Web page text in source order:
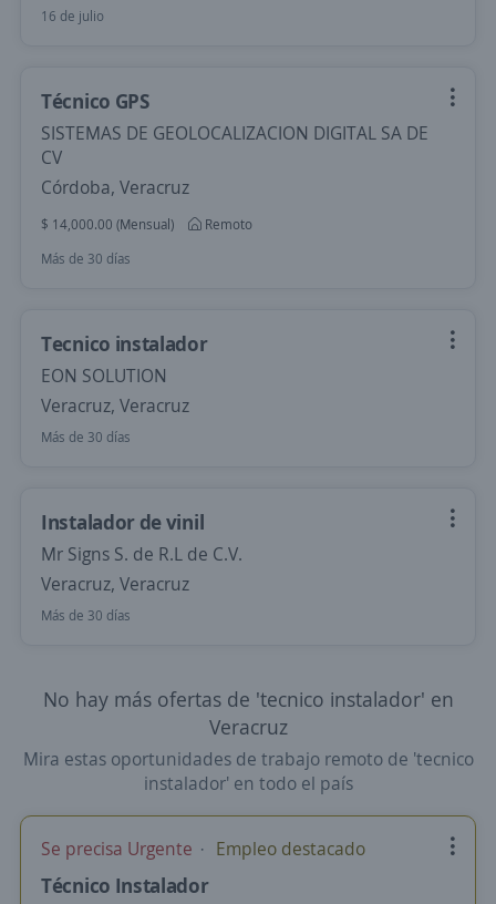
16 de julio
Técnico GPS
SISTEMAS DE GEOLOCALIZACION DIGITAL SA DE
CV
Córdoba, Veracruz
$ 14,000.00 (Mensual)
Remoto
Más de 30 días
Tecnico instalador
EON SOLUTION
Veracruz, Veracruz
Más de 30 días
Instalador de vinil
Mr Signs S. de R.L de C.V.
Veracruz, Veracruz
Más de 30 días
No hay más ofertas de 'tecnico instalador' en
Veracruz
Mira estas oportunidades de trabajo remoto de 'tecnico
instalador' en todo el país
Se precisa Urgente Empleo destacado
Técnico Instalador